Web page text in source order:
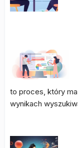
to proces, który
wynikach